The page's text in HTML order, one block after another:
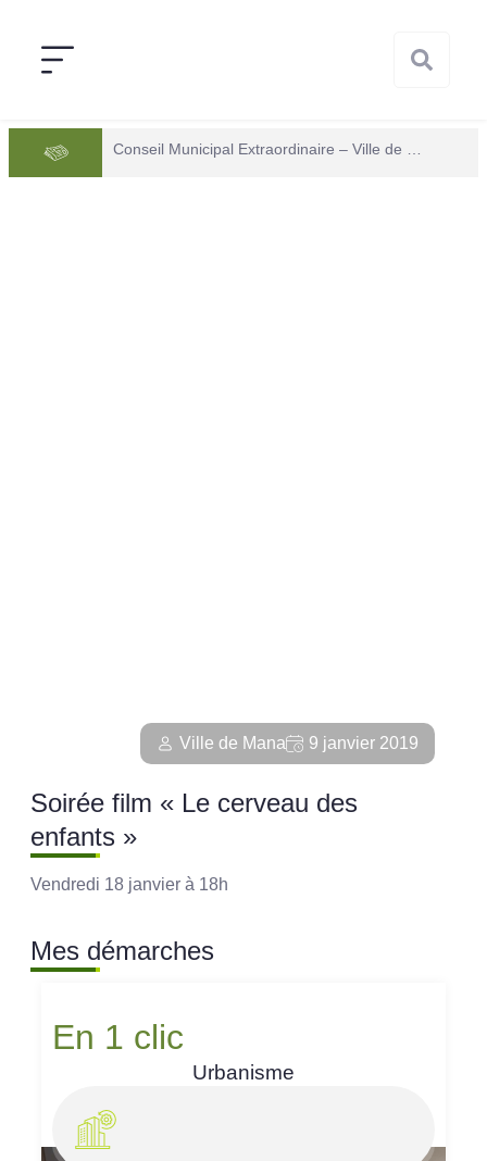
Ville de Mana 9 janvier 2019
Soirée film « Le cerveau des
enfants »
Vendredi 18 janvier à 18h
Mes démarches
En 1 clic
Urbanisme